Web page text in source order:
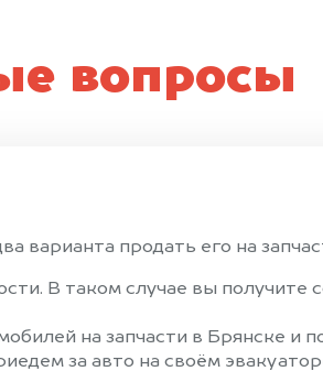
вопросы
варианта продать его на
В таком случае вы получите
на запчасти в Брянске и
за авто на своём